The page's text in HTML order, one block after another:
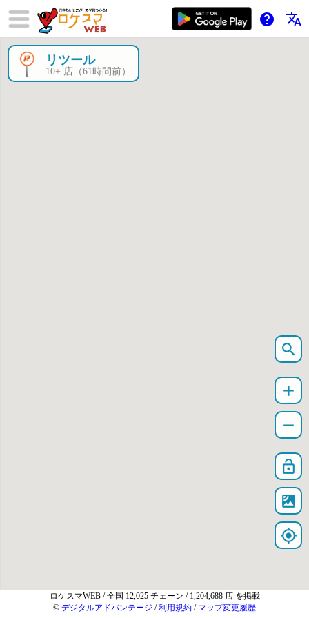
help translate
リツール
10+ 店（61時間前）
search
add
remove
lock_open
satellite
my_location
ロケスマWEB / 全国 12,025 チェーン / 1,204,688 店 を掲載
© デジタルアドバンテージ /利用規約 / マップ変更履歴